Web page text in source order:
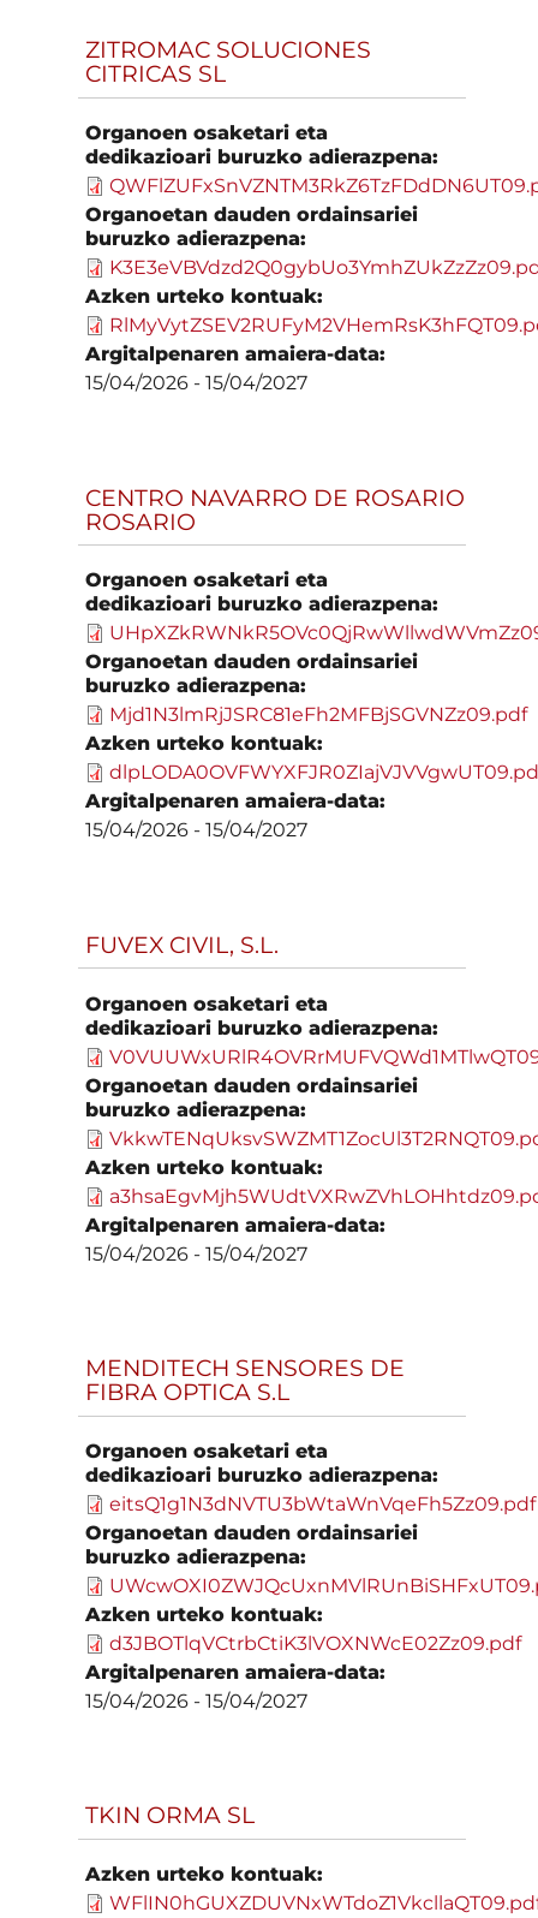
ZITROMAC SOLUCIONES
CITRICAS SL
Organoen osaketari eta
dedikazioari buruzko adierazpena:
Organoetan dauden ordainsariei
buruzko adierazpena:
Azken urteko kontuak:
Argitalpenaren amaiera-data:
15/04/2026 -15/04/2027
CENTRO NAVARRO DE ROSARIO
ROSARIO
Organoen osaketari eta
dedikazioari buruzko adierazpena:
Organoetan dauden ordainsariei
buruzko adierazpena:
Mjd1N3lmRjJSRC81eFh2MFBjSGVNZz09.pdf
Azken urteko kontuak:
Argitalpenaren amaiera-data:
15/04/2026 -15/04/2027
FUVEX CIVIL, S.L.
Organoen osaketari eta
dedikazioari buruzko adierazpena:
Organoetan dauden ordainsariei
buruzko adierazpena:
Azken urteko kontuak:
Argitalpenaren amaiera-data:
15/04/2026 -15/04/2027
MENDITECH SENSORES DE
FIBRA OPTICA S.L
Organoen osaketari eta
dedikazioari buruzko adierazpena:
eitsQ1g1N3dNVTU3bWtaWnVqeFh5Zz09.pdf
Organoetan dauden ordainsariei
buruzko adierazpena:
Azken urteko kontuak:
d3JBOTlqVCtrbCtiK3lVOXNWcE02Zz09.pdf
Argitalpenaren amaiera-data:
15/04/2026 -15/04/2027
TKIN ORMA SL
Azken urteko kontuak: